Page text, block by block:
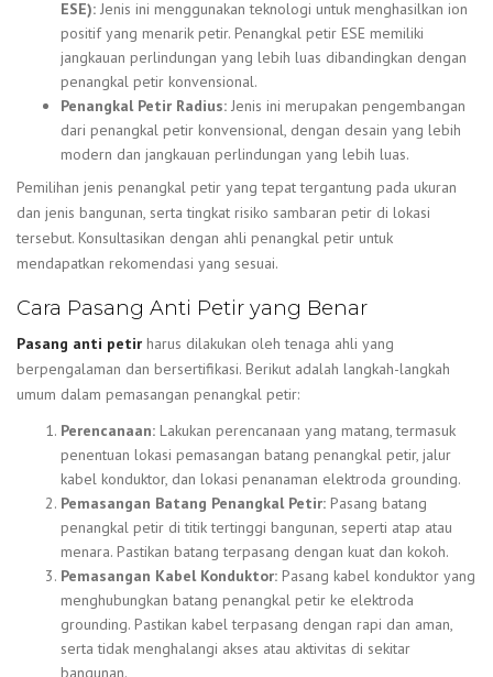
ESE): Jenis ini menggunakan teknologi untuk menghasilkan ion
positif yang menarik petir. Penangkal petir ESE memiliki
jangkauan perlindungan yang lebih luas dibandingkan dengan
penangkal petir konvensional.
Penangkal Petir Radius: Jenis ini merupakan pengembangan
dari penangkal petir konvensional, dengan desain yang lebih
modern dan jangkauan perlindungan yang lebih luas.
Pemilihan jenis penangkal petir yang tepat tergantung pada ukuran
dan jenis bangunan, serta tingkat risiko sambaran petir di lokasi
tersebut. Konsultasikan dengan ahli penangkal petir untuk
mendapatkan rekomendasi yang sesuai.
Cara Pasang Anti Petir yang Benar
Pasang anti petir harus dilakukan oleh tenaga ahli yang
berpengalaman dan bersertifikasi. Berikut adalah langkah-langkah
umum dalam pemasangan penangkal petir:
Perencanaan: Lakukan perencanaan yang matang, termasuk
penentuan lokasi pemasangan batang penangkal petir, jalur
kabel konduktor, dan lokasi penanaman elektroda grounding.
Pemasangan Batang Penangkal Petir: Pasang batang
penangkal petir di titik tertinggi bangunan, seperti atap atau
menara. Pastikan batang terpasang dengan kuat dan kokoh.
Pemasangan Kabel Konduktor: Pasang kabel konduktor yang
menghubungkan batang penangkal petir ke elektroda
grounding. Pastikan kabel terpasang dengan rapi dan aman,
serta tidak menghalangi akses atau aktivitas di sekitar
bangunan.